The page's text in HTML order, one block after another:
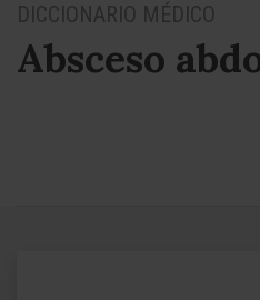
DICCIONARIO MÉDICO
Absceso